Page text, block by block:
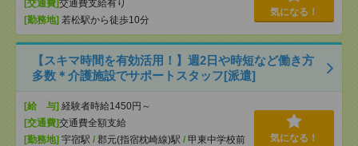
[交通費]交通費支給有り
[勤務地] 若松駅から徒歩10分
気になる！
【スキマ時間を有効活用！】週2日や時短など働き方
多数＊介護施設でサポートスタッフ[派遣]
[給 与] 経験者時給1450円～
[交通費]交通費全額支給
[勤務地] 宇宿駅 / 郡元(指宿枕崎線)駅 / 甲東中学校前
気になる！